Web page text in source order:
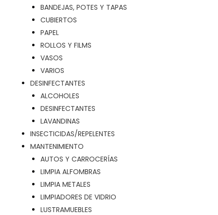
BANDEJAS, POTES Y TAPAS
CUBIERTOS
PAPEL
ROLLOS Y FILMS
VASOS
VARIOS
DESINFECTANTES
ALCOHOLES
DESINFECTANTES
LAVANDINAS
INSECTICIDAS/REPELENTES
MANTENIMIENTO
AUTOS Y CARROCERÍAS
LIMPIA ALFOMBRAS
LIMPIA METALES
LIMPIADORES DE VIDRIO
LUSTRAMUEBLES